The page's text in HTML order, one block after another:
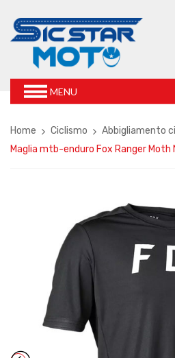
MENU
Home Ciclismo Abbigliamento
Maglia mtb-enduro Fox Ranger Moth